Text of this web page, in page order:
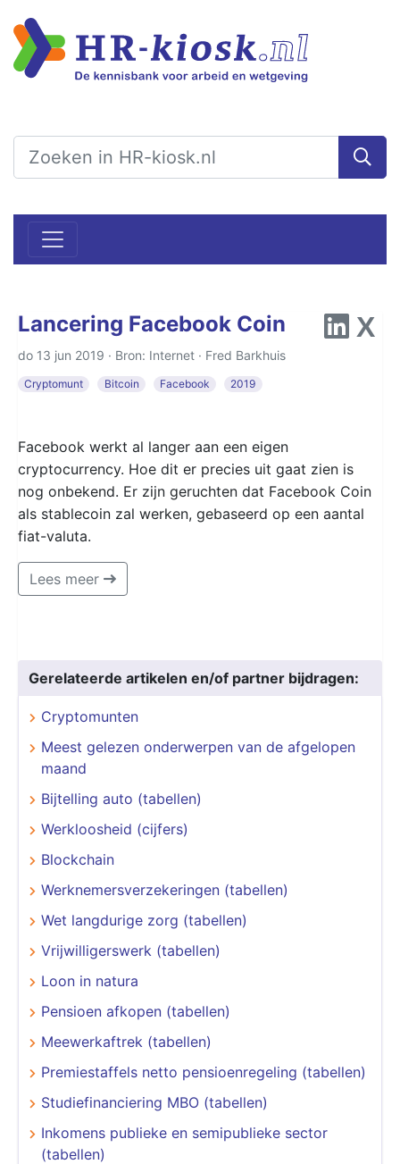
Lancering Facebook Coin
do 13 jun 2019 · Bron: Internet · Fred Barkhuis
Cryptomunt Bitcoin Facebook 2019
Facebook werkt al langer aan een eigen
cryptocurrency. Hoe dit er precies uit gaat zien is
nog onbekend. Er zijn geruchten dat Facebook Coin
als stablecoin zal werken, gebaseerd op een aantal
fiat-valuta.
Lees meer
Gerelateerde artikelen en/of partner bijdragen:
Cryptomunten
Meest gelezen onderwerpen van de afgelopen
maand
Bijtelling auto (tabellen)
Werkloosheid (cijfers)
Blockchain
Werknemersverzekeringen (tabellen)
Wet langdurige zorg (tabellen)
Vrijwilligerswerk (tabellen)
Loon in natura
Pensioen afkopen (tabellen)
Meewerkaftrek (tabellen)
Premiestaffels netto pensioenregeling (tabellen)
Studiefinanciering MBO (tabellen)
Inkomens publieke en semipublieke sector
(tabellen)